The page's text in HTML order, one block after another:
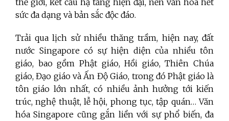
thế giới, kết cấu hạ tầng hiện đại, nền văn hóa hết
sức đa dạng và bản sắc độc đáo.
Trải qua lịch sử nhiều thăng trầm, hiện nay, đất
nước Singapore có sự hiện diện của nhiều tôn
giáo, bao gồm Phật giáo, Hồi giáo, Thiên Chúa
giáo, Đạo giáo và Ấn Độ Giáo, trong đó Phật giáo là
tôn giáo lớn nhất, có nhiều ảnh hưởng tới kiến
trúc, nghệ thuật, lễ hội, phong tục, tập quán… Văn
hóa Singapore cũng gắn liền với sự phổ biến, đa